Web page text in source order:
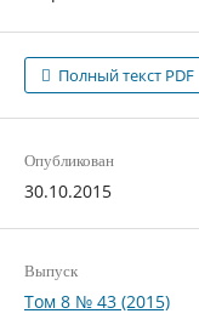
Полный текст PDF
Опубликован
30.10.2015
Выпуск
Том 8 № 43 (2015)